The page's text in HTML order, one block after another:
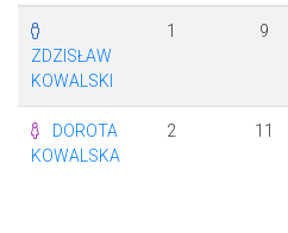
ZDZISŁAW
KOWALSKI
1 9
DOROTA
KOWALSKA
2 11